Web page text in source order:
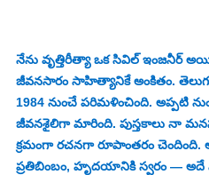
నేను వృత్తిరీత్యా ఒక సివిల్ ఇంజనీర్‌ అయినప్పటికీ, నా నిజమైన ఆసక్తి, నా
జీవనసారం సాహిత్యానికే అంకితం.
1984 నుంచే పరిమళించింది. అప్పటి
జీవనశైలిగా మారింది. పుస్తకాలు నా
క్రమంగా రచనగా రూపాంతరం
ప్రతిబింబం, హృదయానికి స్వరం —